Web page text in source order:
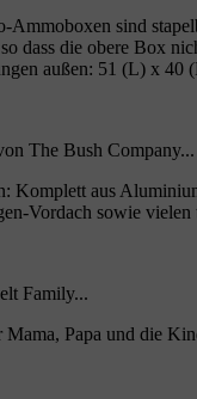
Ammoboxen sind
dass die obere Box
außen: 51 (L) x 40
The Bush Company...
Komplett aus
Vordach sowie
Family...
Mama, Papa und die